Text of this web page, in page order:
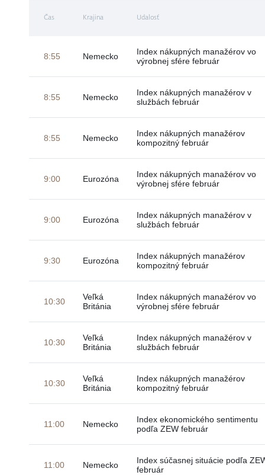
Čas Krajina Udalosť
8:55 Nemecko
Index nákupných manažérov vo
výrobnej sfére február
8:55 Nemecko
Index nákupných manažérov v
službách február
8:55 Nemecko
Index nákupných manažérov
kompozitný február
9:00 Eurozóna
Index nákupných manažérov vo
výrobnej sfére február
9:00 Eurozóna
Index nákupných manažérov v
službách február
9:30 Eurozóna
Index nákupných manažérov
kompozitný február
10:30
Veľká
Británia
Index nákupných manažérov vo
výrobnej sfére február
10:30
Veľká
Británia
Index nákupných manažérov v
službách február
10:30
Veľká
Británia
Index nákupných manažérov
kompozitný február
11:00 Nemecko
Index ekonomického sentimentu
podľa ZEW február
11:00 Nemecko
Index súčasnej situácie podľa
február